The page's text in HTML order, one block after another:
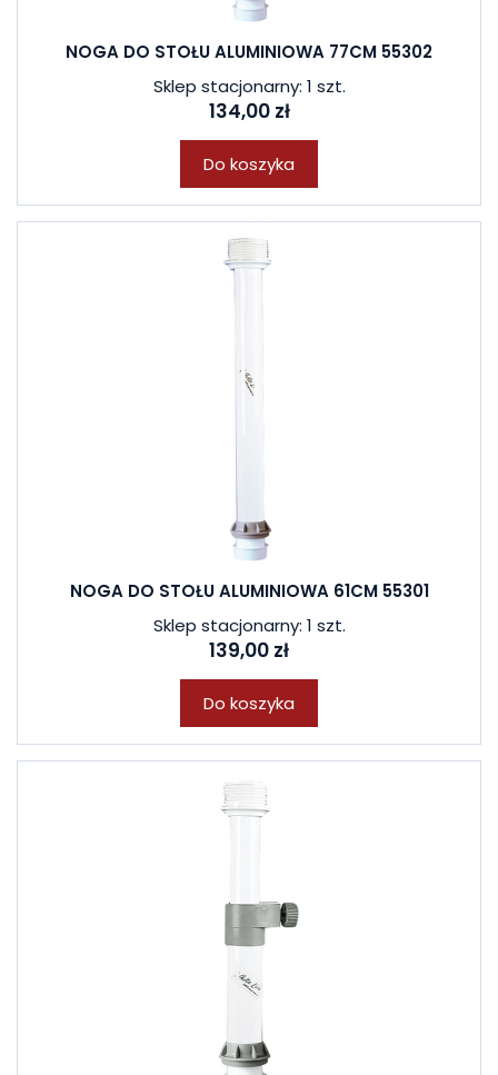
NOGA DO STOŁU ALUMINIOWA 77CM 55302
Sklep stacjonarny: 1 szt.
134,00 zł
Do koszyka
NOGA DO STOŁU ALUMINIOWA 61CM 55301
Sklep stacjonarny: 1 szt.
139,00 zł
Do koszyka